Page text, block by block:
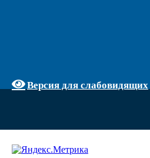
Версия для слабовидящих